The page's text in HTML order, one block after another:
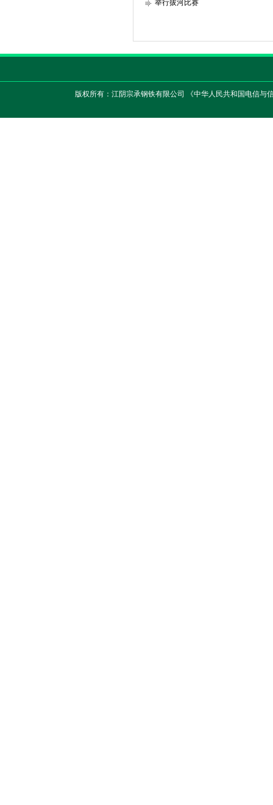
举行拔河比赛
版权所有：江阴宗承钢铁有限公司 《中华人民共和国电信与